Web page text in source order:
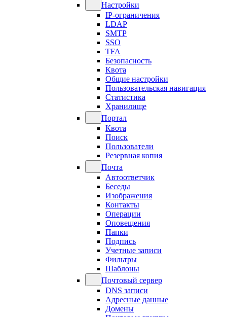
Настройки
IP-ограничения
LDAP
SMTP
SSO
TFA
Безопасность
Квота
Общие настройки
Пользовательская навигация
Статистика
Хранилище
Портал
Квота
Поиск
Пользователи
Резервная копия
Почта
Автоответчик
Беседы
Изображения
Контакты
Операции
Оповещения
Папки
Подпись
Учетные записи
Фильтры
Шаблоны
Почтовый сервер
DNS записи
Адресные данные
Домены